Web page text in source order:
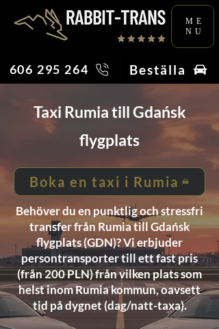
ME
NU
606 295 264 Beställa
Taxi Rumia till Gdańsk
flygplats
Boka en taxi i Rumia
Behöver du en punktlig och stressfri
transfer från Rumia till Gdańsk
flygplats (GDN)? Vi erbjuder
persontransporter till ett fast pris
(från 200 PLN) från vilken plats som
helst inom Rumia kommun, oavsett
tid på dygnet (dag/natt-taxa).